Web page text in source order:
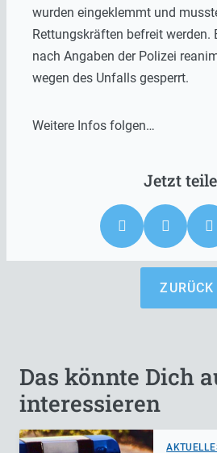
wurden eingeklemmt und
Rettungskräften befreit werden.
nach Angaben der Polizei
wegen des Unfalls gesperrt.
Weitere Infos folgen…
ZURÜCK
Das könnte Dich
interessieren